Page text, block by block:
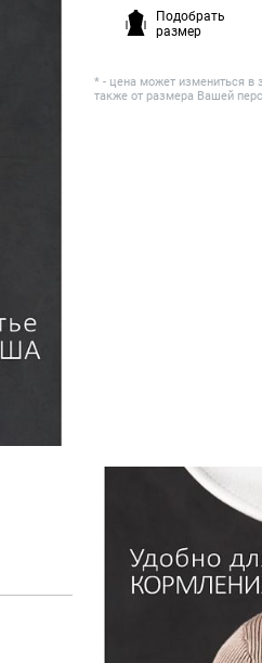
Подобрать
размер
* - цена может измениться в
также от размера Вашей